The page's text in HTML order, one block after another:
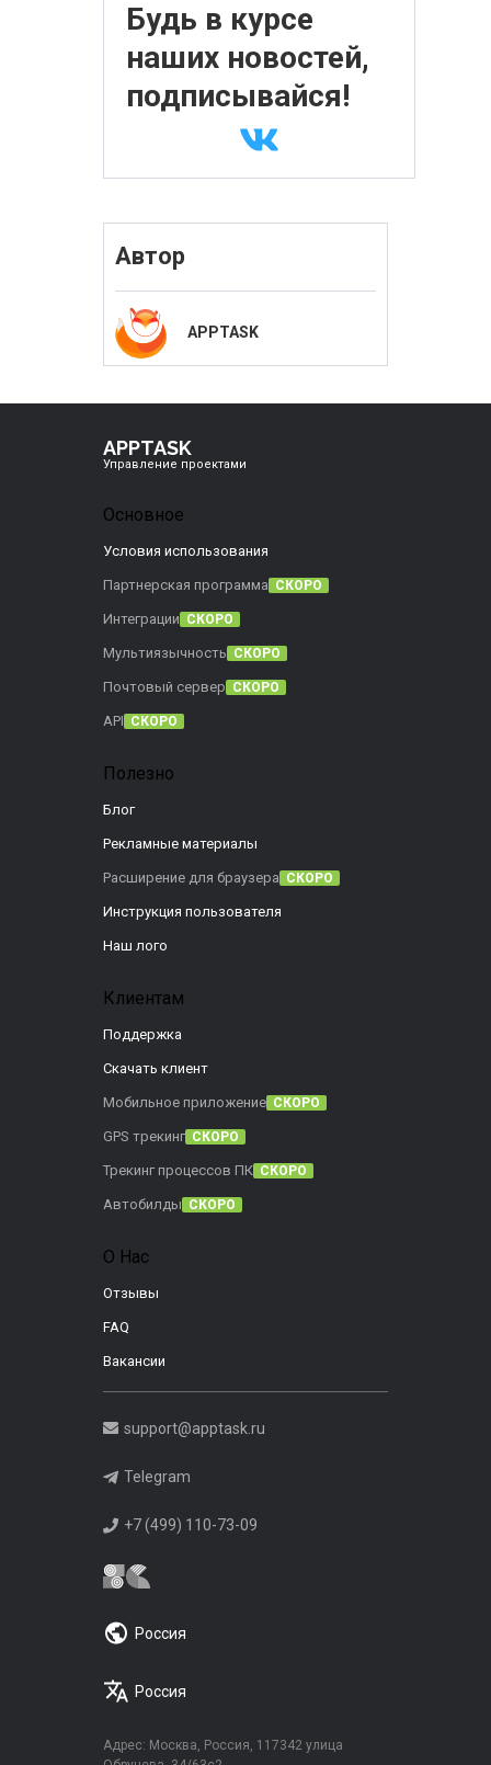
Будь в курсе
наших новостей,
подписывайся!
Автор
APPTASK
APPTASK
Управление проектами
Основное
Условия использования
Партнерская программа СКОРО
Интеграции СКОРО
Мультиязычность СКОРО
Почтовый сервер СКОРО
API СКОРО
Полезно
Блог
Рекламные материалы
Расширение для браузера СКОРО
Инструкция пользователя
Наш лого
Клиентам
Поддержка
Скачать клиент
Мобильное приложение СКОРО
GPS трекинг СКОРО
Трекинг процессов ПК СКОРО
Автобилды СКОРО
О Нас
Отзывы
FAQ
Вакансии
support@apptask.ru
Telegram
+7 (499) 110-73-09
Россия
Россия
Адрес: Москва, Россия, 117342 улица